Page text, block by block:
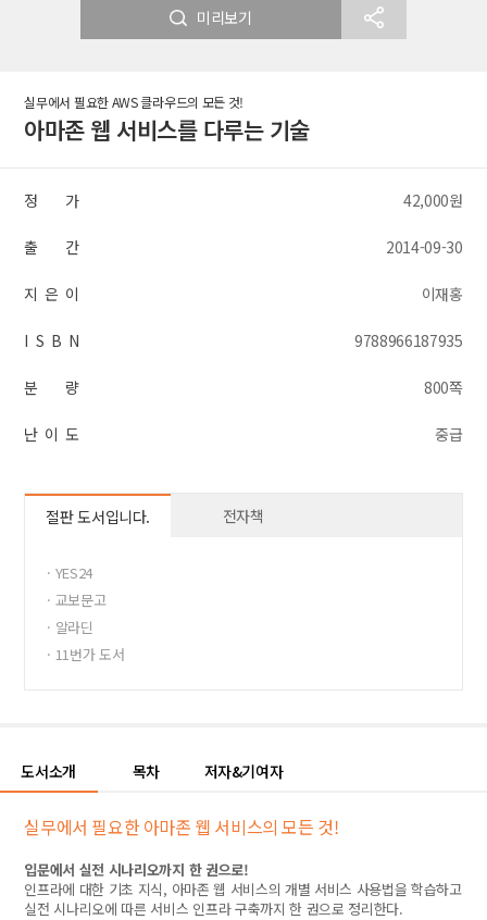
미리보기
실무에서 필요한 AWS 클라우드의 모든 것!
아마존 웹 서비스를 다루는 기술
정 가 42,000원
출 간 2014-09-30
지 은 이 이재홍
I S B N 9788966187935
분 량 800쪽
난 이 도 중급
절판 도서입니다. 전자책
· YES24
· 교보문고
· 알라딘
· 11번가 도서
도서소개 목차 저자&기여자
실무에서 필요한 아마존 웹 서비스의 모든 것!
입문에서 실전 시나리오까지 한 권으로!
인프라에 대한 기초 지식, 아마존 웹 서비스의 개별 서비스 사용법을 학습하고
실전 시나리오에 따른 서비스 인프라 구축까지 한 권으로 정리한다.